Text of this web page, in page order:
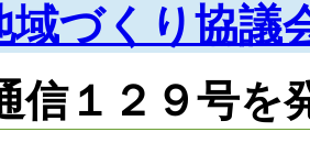
域づくり協議
信１２９号を